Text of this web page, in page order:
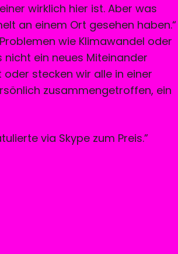
wirklich hier ist. Aber was
an einem Ort gesehen haben.“
wie Klimawandel oder
nicht ein neues Miteinander
stecken wir alle in einer
zusammengetroffen, ein
via Skype zum Preis.”